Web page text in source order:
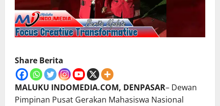
Share Berita
MALUKU INDOMEDIA.COM, DENPASAR– Dewan
Pimpinan Pusat Gerakan Mahasiswa Nasional